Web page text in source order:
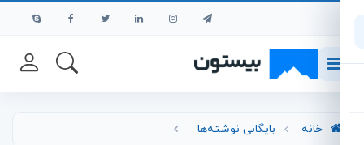
خانه بایگانی نوشته‌ها